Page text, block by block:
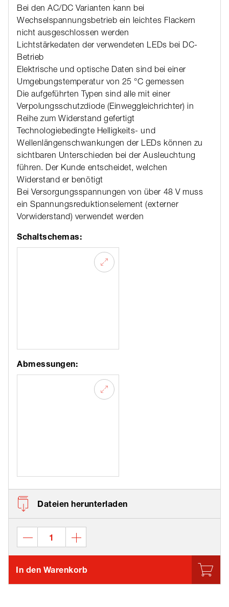
Bei den AC/DC Varianten kann bei
Wechselspannungsbetrieb ein leichtes Flackern
nicht ausgeschlossen werden
Lichtstärkedaten der verwendeten LEDs bei DC-
Betrieb
Elektrische und optische Daten sind bei einer
Umgebungstemperatur von 25 °C gemessen
Die aufgeführten Typen sind alle mit einer
Verpolungsschutzdiode (Einweggleichrichter) in
Reihe zum Widerstand gefertigt
Technologiebedingte Helligkeits- und
Wellenlängenschwankungen der LEDs können zu
sichtbaren Unterschieden bei der Ausleuchtung
führen. Der Kunde entscheidet, welchen
Widerstand er benötigt
Bei Versorgungsspannungen von über 48 V muss
ein Spannungsreduktionselement (externer
Vorwiderstand) verwendet werden
Schaltschemas:
Abmessungen:
Dateien herunterladen
In den Warenkorb